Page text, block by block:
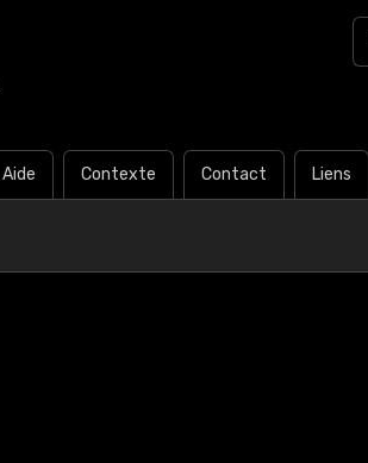
Aide Contexte Contact Liens